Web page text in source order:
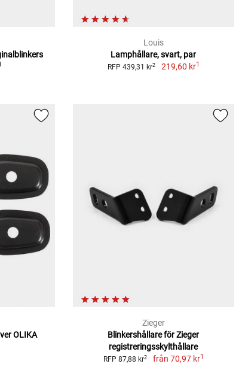
Louis
Lamphållare, svart, par
RFP 439,31 kr2 219,60 kr1
OLIKA
Zieger
Blinkershållare för Zieger
registreringsskylthållare
RFP 87,88 kr2 från 70,97 kr1